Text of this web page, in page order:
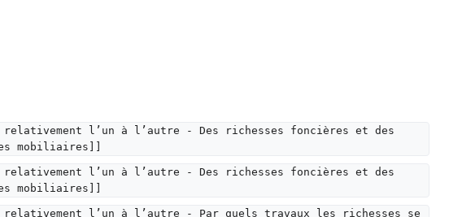
relativement l’un à l’autre - Des richesses foncières et des
mobiliaires]]
relativement l’un à l’autre - Des richesses foncières et des
mobiliaires]]
relativement l’un à l’autre - Par quels travaux les richesses se